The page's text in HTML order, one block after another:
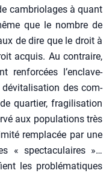
cam­brio­lages à quant
que le nombre de
de dire que le droit à
acquis. Au contraire,
ren­for­cées l’en­cla­ve­
dévi­ta­li­sa­tion des com­
quar­tier, fra­gi­li­sa­tion
aux popu­la­tions très
rem­pla­cée par une
« spec­ta­cu­laires »…
les pro­blé­ma­tiques